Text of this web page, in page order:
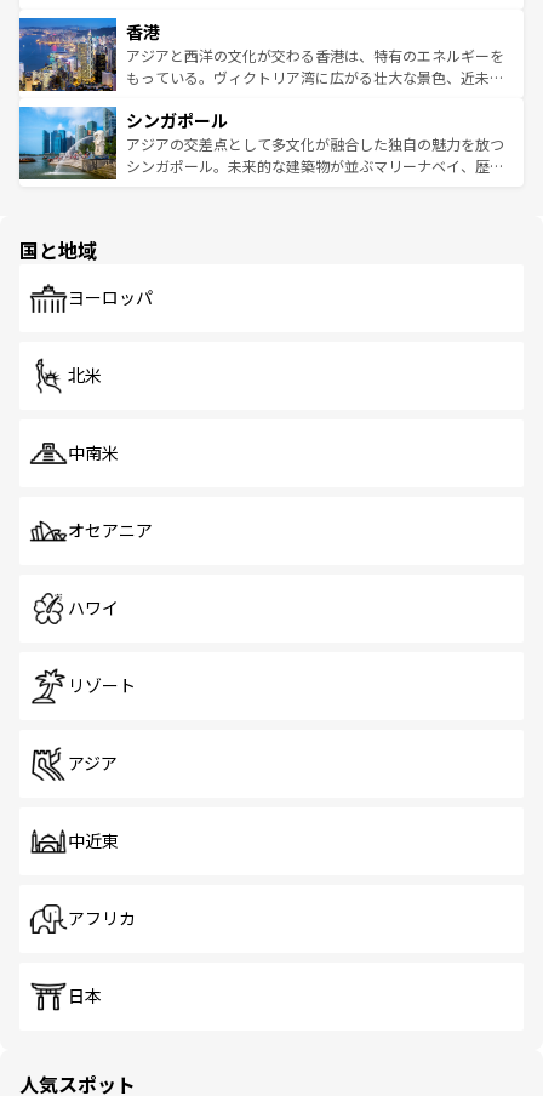
とつ。フォーやバインミー、ベトナムコーヒーなどは、ぜ
ひ現地で味わいたい。どの地域を訪れてもあたたかい人々
が旅行者を迎えてくれるので、きっと忘れられない旅にな
参照してほしい。
の活気が交差している。北部ではチェンマイなどの山岳地
帯で自然と触れ合い、南部ではプーケットやクラビの美し
いビーチでリゾート気分を楽しむことができる。タイ料理
激する。気候は一年中温暖で、どの季節にも異なる楽しみ
が待っている。親しみやすいタイの人々、仏教を中心とし
た文化、そして多様な観光資源が、訪れる旅人を魅了し続
香港
アジアと西洋の文化が交わる香港は、特有のエネルギーを
もっている。ヴィクトリア湾に広がる壮大な景色、近未来
み、どこを訪れても感動するはず。観光スポットが密集し
ており、効率よく見どころを回れるのも魅力。息をのむよ
うな絶景から文化的な体験まで、香港を存分に楽しみ尽く
シンガポール
アジアの交差点として多文化が融合した独自の魅力を放つ
シンガポール。未来的な建築物が並ぶマリーナベイ、歴史
で、ホーカーズは地元の風情を楽しめる外せないスポット
国と地域
ヨーロッパ
北米
中南米
オセアニア
ハワイ
リゾート
アジア
中近東
アフリカ
日本
人気スポット